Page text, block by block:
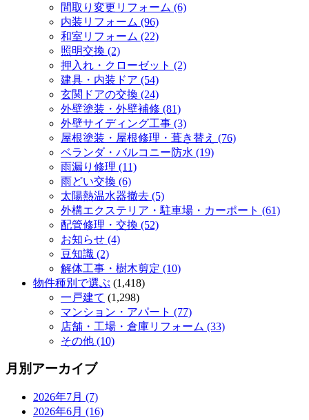
間取り変更リフォーム (6)
内装リフォーム (96)
和室リフォーム (22)
照明交換 (2)
押入れ・クローゼット (2)
建具・内装ドア (54)
玄関ドアの交換 (24)
外壁塗装・外壁補修 (81)
外壁サイディング工事 (3)
屋根塗装・屋根修理・葺き替え (76)
ベランダ・バルコニー防水 (19)
雨漏り修理 (11)
雨どい交換 (6)
太陽熱温水器撤去 (5)
外構エクステリア・駐車場・カーポート (61)
配管修理・交換 (52)
お知らせ (4)
豆知識 (2)
解体工事・樹木剪定 (10)
物件種別で選ぶ (1,418)
一戸建て (1,298)
マンション・アパート (77)
店舗・工場・倉庫リフォーム (33)
その他 (10)
月別アーカイブ
2026年7月 (7)
2026年6月 (16)